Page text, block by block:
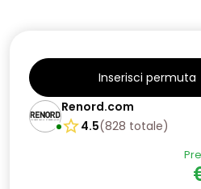
Inserisci permuta
Renord.com
4.5(828 totale)